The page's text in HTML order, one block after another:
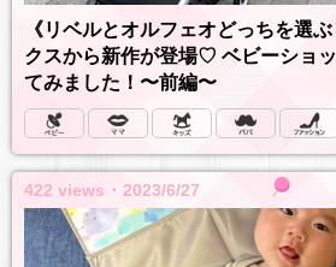
《リベルとオルフェオどっちを選
クスから新作が登場♡ ベビーショ
てみました！〜前編〜
422 views ･ 2023/6/27